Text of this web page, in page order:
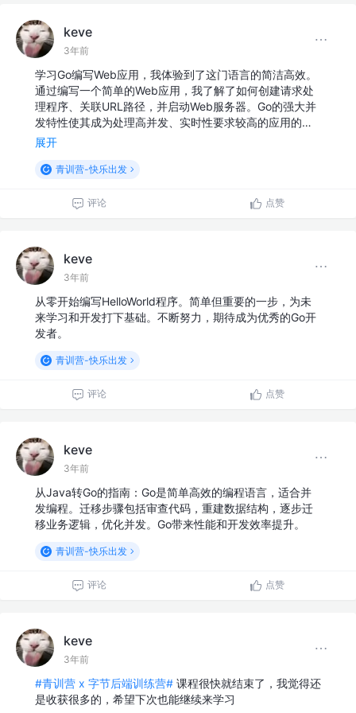
keve
3年前
学习Go编写Web应用，我体验到了这门语言的简洁高效。
通过编写一个简单的Web应用，我了解了如何创建请求处
理程序、关联URL路径，并启动Web服务器。Go的强大并
发特性使其成为处理高并发、实时性要求较高的应用的…
展开
青训营-快乐出发
评论 点赞
keve
3年前
从零开始编写HelloWorld程序。简单但重要的一步，为未
来学习和开发打下基础。不断努力，期待成为优秀的Go开
发者。
青训营-快乐出发
评论 点赞
keve
3年前
从Java转Go的指南：Go是简单高效的编程语言，适合并
发编程。迁移步骤包括审查代码，重建数据结构，逐步迁
移业务逻辑，优化并发。Go带来性能和开发效率提升。
青训营-快乐出发
评论 点赞
keve
3年前
#青训营 x 字节后端训练营# 课程很快就结束了，我觉得还
是收获很多的，希望下次也能继续来学习